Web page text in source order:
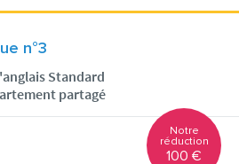
n°3
Standard
partagé
Notre
réduction
100 €